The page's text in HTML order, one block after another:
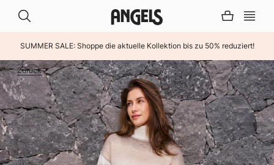
SUMMER SALE: Shoppe die aktuelle Kollektion bis zu 50% reduziert!
Zurück